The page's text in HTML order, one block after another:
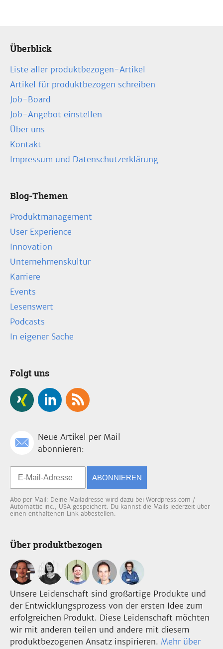
Überblick
Liste aller produktbezogen-Artikel
Artikel für produktbezogen schreiben
Job-Board
Job-Angebot einstellen
Über uns
Kontakt
Impressum und Datenschutzerklärung
Blog-Themen
Produktmanagement
User Experience
Innovation
Unternehmenskultur
Karriere
Events
Lesenswert
Podcasts
In eigener Sache
Folgt uns
Neue Artikel per Mail
abonnieren:
ABONNIEREN
Abo per Mail: Deine Mailadresse wird dazu bei Wordpress.com /
Automattic inc., USA gespeichert. Du kannst die Mails jederzeit über
einen enthaltenen Link abbestellen.
Über produktbezogen
Unsere Leidenschaft sind großartige Produkte und
der Entwicklungsprozess von der ersten Idee zum
erfolgreichen Produkt. Diese Leidenschaft möchten
wir mit anderen teilen und andere mit diesem
produktbezogenen Ansatz inspirieren. Mehr über